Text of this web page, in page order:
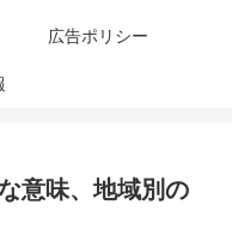
広告ポリシー
意味、地域別の